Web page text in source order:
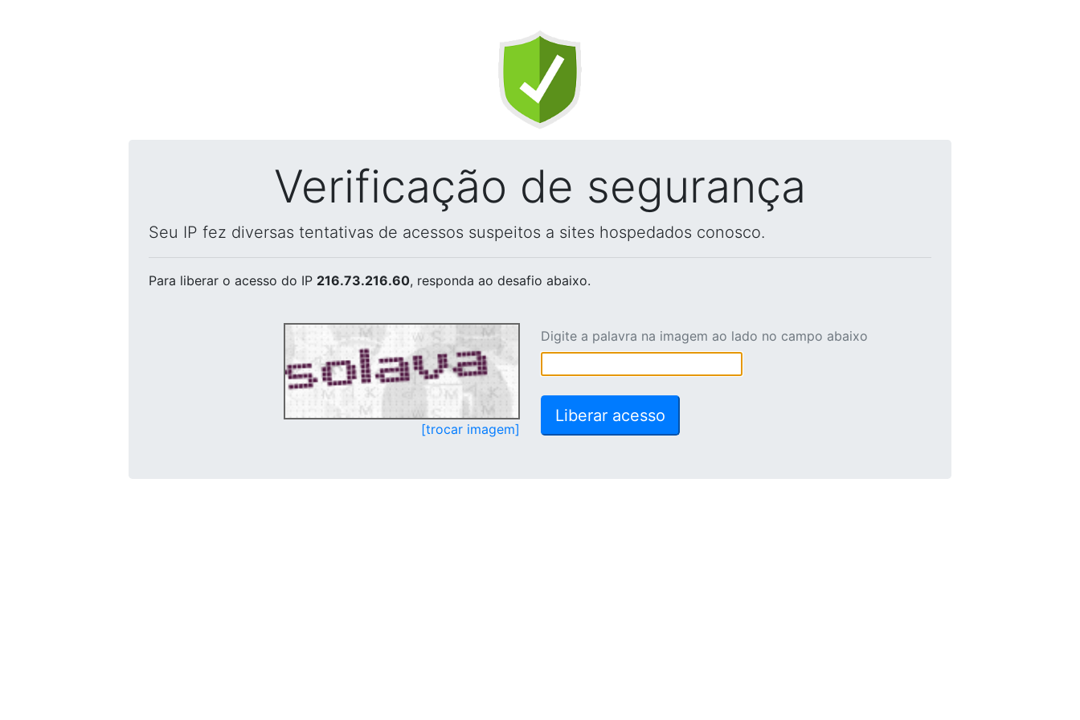
Verificação de segurança
Seu IP fez diversas tentativas de acessos suspeitos a sites hospedados conosco.
Para liberar o acesso do IP 216.73.216.60, responda ao desafio abaixo.
[trocar imagem]
Digite a palavra na imagem ao lado no campo abaixo